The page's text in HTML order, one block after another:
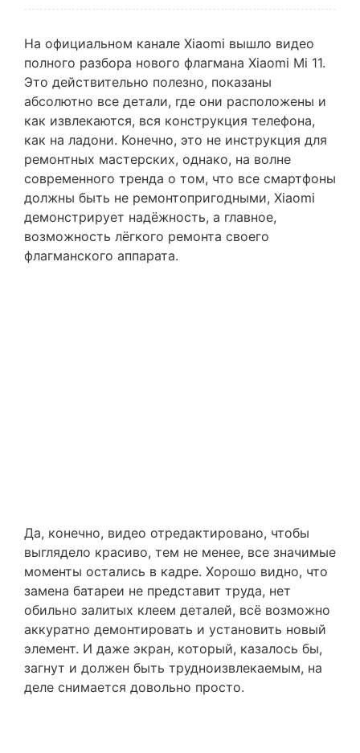
На официальном канале Xiaomi вышло видео
полного разбора нового флагмана Xiaomi Mi 11.
Это действительно полезно, показаны
абсолютно все детали, где они расположены и
как извлекаются, вся конструкция телефона,
как на ладони. Конечно, это не инструкция для
ремонтных мастерских, однако, на волне
современного тренда о том, что все смартфоны
должны быть не ремонтопригодными, Xiaomi
демонстрирует надёжность, а главное,
возможность лёгкого ремонта своего
флагманского аппарата.
Да, конечно, видео отредактировано, чтобы
выглядело красиво, тем не менее, все значимые
моменты остались в кадре. Хорошо видно, что
замена батареи не представит труда, нет
обильно залитых клеем деталей, всё возможно
аккуратно демонтировать и установить новый
элемент. И даже экран, который, казалось бы,
загнут и должен быть трудноизвлекаемым, на
деле снимается довольно просто.